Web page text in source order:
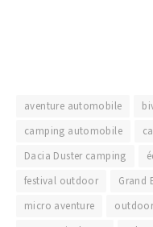
aventure automobile
camping automobile
Dacia Duster camping
festival outdoor
Grand
micro aventure